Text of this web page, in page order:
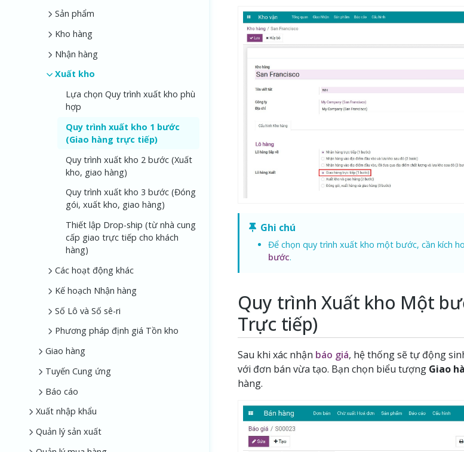
Sản phẩm
Kho hàng
Nhận hàng
Xuất kho
Lựa chọn Quy trình xuất kho phù
hợp
Quy trình xuất kho 1 bước
(Giao hàng trực tiếp)
Quy trình xuất kho 2 bước (Xuất
kho, giao hàng)
Quy trình xuất kho 3 bước (Đóng
gói, xuất kho, giao hàng)
Thiết lập Drop-ship (từ nhà cung
cấp giao trực tiếp cho khách
hàng)
Các hoạt động khác
Kế hoạch Nhận hàng
Số Lô và Số sê-ri
Phương pháp định giá Tồn kho
Giao hàng
Tuyến Cung ứng
Báo cáo
Xuất nhập khẩu
Quản lý sản xuất
Ghi chú
Để chọn quy trình xuất kho một bước, cần kích
bước.
Quy trình Xuất kho Một
Trực tiếp)
Sau khi xác nhận báo giá, hệ thống sẽ tự động
với đơn bán vừa tạo. Bạn chọn biểu tượng Giao
hàng.